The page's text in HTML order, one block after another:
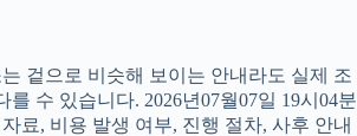
겉으로 비슷해 보이는 안내라도 실제 조
를 수 있습니다. 2026년07월07일 19시04분
료, 비용 발생 여부, 진행 절차, 사후 안내